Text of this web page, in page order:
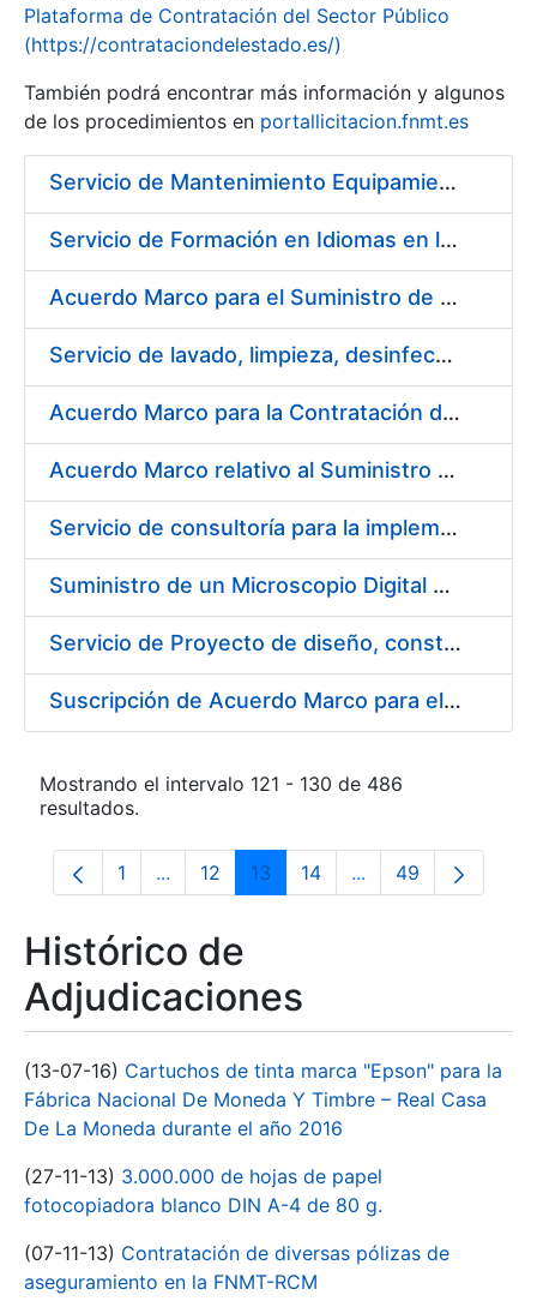
Plataforma de Contratación del Sector Público
(https://contrataciondelestado.es/)
También podrá encontrar más información y algunos
de los procedimientos en portallicitacion.fnmt.es
Servicio de Mantenimiento Equipamiento ORACLE en CERES periodo 2019-2020
Servicio de Formación en Idiomas en la Modalidad Presencial
Acuerdo Marco para el Suministro de Droguería y Limpieza para la FNMT-RCM durante el año 2019 en su Sede de Madrid
Servicio de lavado, limpieza, desinfección y descontaminación de la ropa de trabajo del personal de la FNMT-RCM de Madrid
Acuerdo Marco para la Contratación de Fabricación de Piezas
Acuerdo Marco relativo al Suministro de Informáticos 2019
Servicio de consultoría para la implementación de un Proceso Automatizado de Preparación de Expedientes de Compras
Suministro de un Microscopio Digital Automático
Servicio de Proyecto de diseño, construcción, montaje, desmontaje y transporte de stands durante 2019
Suscripción de Acuerdo Marco para el Suministro de Sillería Ergonómica para la FNMT-RCM
Mostrando el intervalo 121 - 130 de 486
resultados.
Página
1 ...Páginas intermedias Use TAB para
Página
12 Página
13 Página
14 ...PáginasPágina
49
Histórico de
Adjudicaciones
(13-07-16) Cartuchos de tinta marca "Epson" para la
Fábrica Nacional De Moneda Y Timbre – Real Casa
De La Moneda durante el año 2016
(27-11-13) 3.000.000 de hojas de papel
fotocopiadora blanco DIN A-4 de 80 g.
(07-11-13) Contratación de diversas pólizas de
aseguramiento en la FNMT-RCM